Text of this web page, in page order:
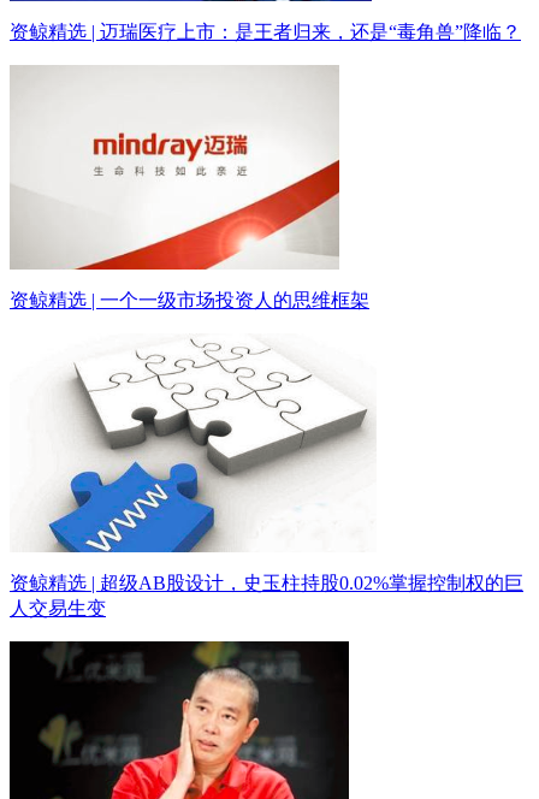
资鲸精选 | 迈瑞医疗上市：是王者归来，还是“毒角兽”降临？
资鲸精选 | 一个一级市场投资人的思维框架
资鲸精选 | 超级AB股设计，史玉柱持股0.02%掌握控制权的巨
人交易生变